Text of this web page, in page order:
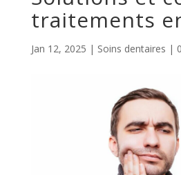
traitements
Jan 12, 2025 | Soins dentaires |